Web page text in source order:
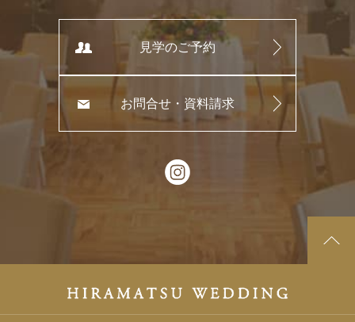
見学のご予約
お問合せ・資料請求